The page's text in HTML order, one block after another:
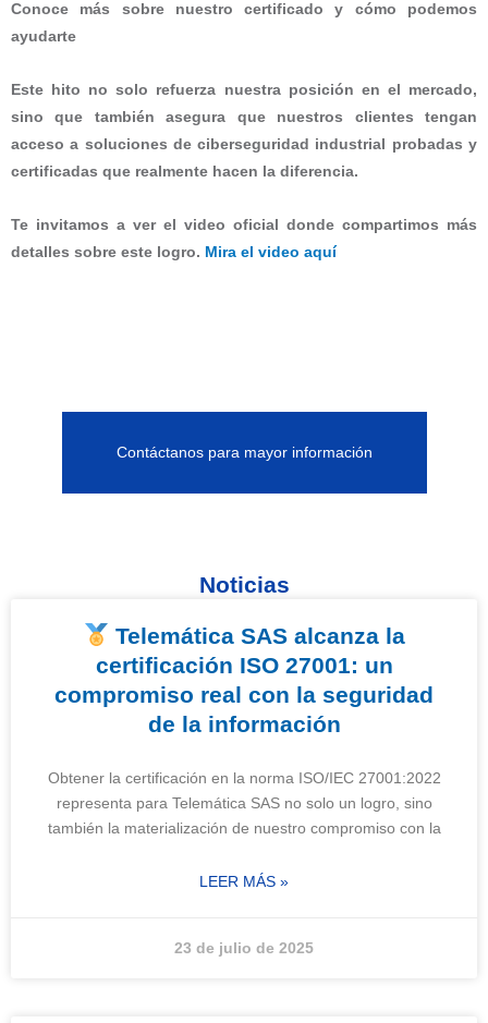
Conoce más sobre nuestro certificado y cómo podemos
ayudarte
Este hito no solo refuerza nuestra posición en el mercado,
sino que también asegura que nuestros clientes tengan
acceso a soluciones de ciberseguridad industrial probadas y
certificadas que realmente hacen la diferencia.
Te invitamos a ver el video oficial
donde compartimos más
detalles sobre este logro. Mira el video aquí
Contáctanos para mayor información
Noticias
Telemática SAS alcanza la
certificación ISO 27001: un
compromiso real con la seguridad
de la información
Obtener la certificación en la norma ISO/IEC 27001:2022
representa para Telemática SAS no solo un logro, sino
también la materialización de nuestro compromiso con la
LEER MÁS »
23 de julio de 2025